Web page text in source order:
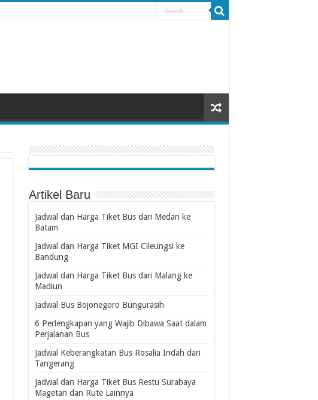
Artikel Baru
Jadwal dan Harga Tiket Bus dari Medan ke
Batam
Jadwal dan Harga Tiket MGI Cileungsi ke
Bandung
Jadwal dan Harga Tiket Bus dari Malang ke
Madiun
Jadwal Bus Bojonegoro Bungurasih
6 Perlengkapan yang Wajib Dibawa Saat dalam
Perjalanan Bus
Jadwal Keberangkatan Bus Rosalia Indah dari
Tangerang
Jadwal dan Harga Tiket Bus Restu Surabaya
Magetan dan Rute Lainnya